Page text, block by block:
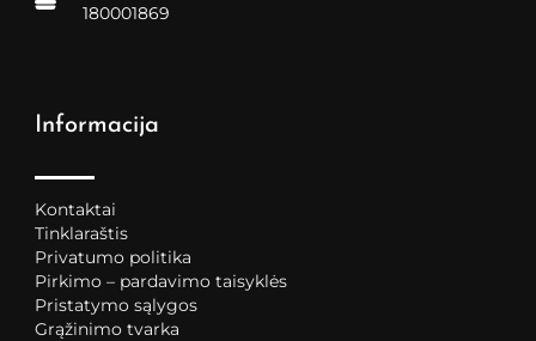
180001869
Informacija
Kontaktai
Tinklaraštis
Privatumo politika
Pirkimo – pardavimo taisyklės
Pristatymo sąlygos
Grąžinimo tvarka